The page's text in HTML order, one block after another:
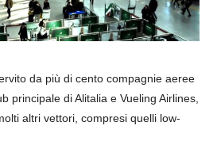
da più di cento compagnie aeree
principale di Alitalia e Vueling Airlines,
altri vettori, compresi quelli low-